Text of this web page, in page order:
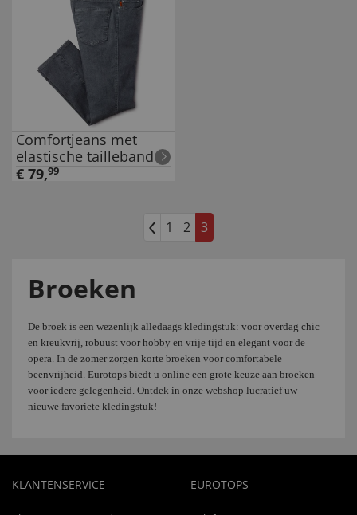
Comfortjeans met
elastische tailleband
€ 79,99
1 2 3
Broeken
De broek is een wezenlijk alledaags kledingstuk: voor overdag chic
en kreukvrij, robuust voor hobby en vrije tijd en elegant voor de
opera. In de zomer zorgen korte broeken voor comfortabele
beenvrijheid. Eurotops biedt u online een grote keuze aan broeken
voor iedere gelegenheid. Ontdek in onze webshop lucratief uw
nieuwe favoriete kledingstuk!
KLANTENSERVICE EUROTOPS